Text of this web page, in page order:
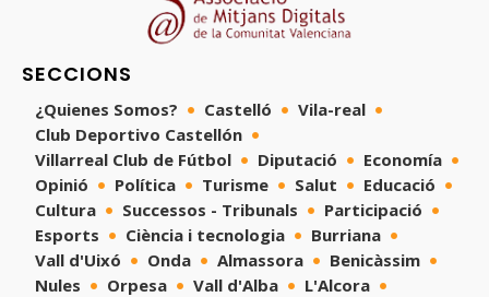
SECCIONS
¿Quienes Somos? Castelló
Vila-real
Club Deportivo Castellón
Villarreal Club de Fútbol
Diputació
Economía
Opinió
Política Turisme Salut
Educació
Cultura
Successos - Tribunals
Participació
Esports
Ciència i tecnologia
Burriana
Vall d'Uixó
Onda Almassora
Benicàssim
Nules
Orpesa Vall d'Alba
L'Alcora